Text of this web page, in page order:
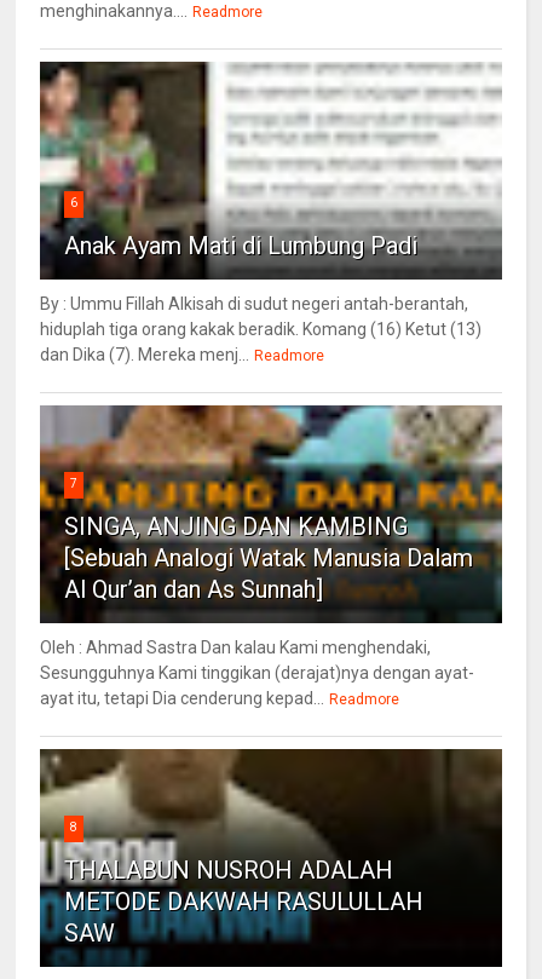
menghinakannya.... Readmore
6
Anak Ayam Mati di Lumbung Padi
By : Ummu Fillah Alkisah di sudut negeri antah-berantah,
hiduplah tiga orang kakak beradik. Komang (16) Ketut (13)
dan Dika (7). Mereka menj... Readmore
7
SINGA, ANJING DAN KAMBING
[Sebuah Analogi Watak Manusia Dalam
Al Qur’an dan As Sunnah]
Oleh : Ahmad Sastra Dan kalau Kami menghendaki,
Sesungguhnya Kami tinggikan (derajat)nya dengan ayat-
ayat itu, tetapi Dia cenderung kepad... Readmore
8
THALABUN NUSROH ADALAH
METODE DAKWAH RASULULLAH
SAW